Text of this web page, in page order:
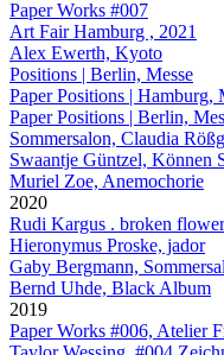
Paper Works #007
Art Fair Hamburg , 2021
Alex Ewerth, Kyoto
Positions | Berlin, Messe
Paper Positions | Hamburg,
Paper Positions | Berlin,
Sommersalon, Claudia
Swaantje Güntzel, Können
Muriel Zoe, Anemochorie
2020
Rudi Kargus . broken
Hieronymus Proske, jador
Gaby Bergmann,
Bernd Uhde, Black Album
2019
Paper Works #006, Atelier